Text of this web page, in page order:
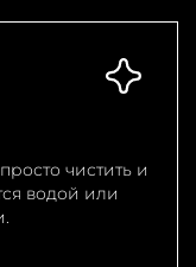
чистить и
водой или